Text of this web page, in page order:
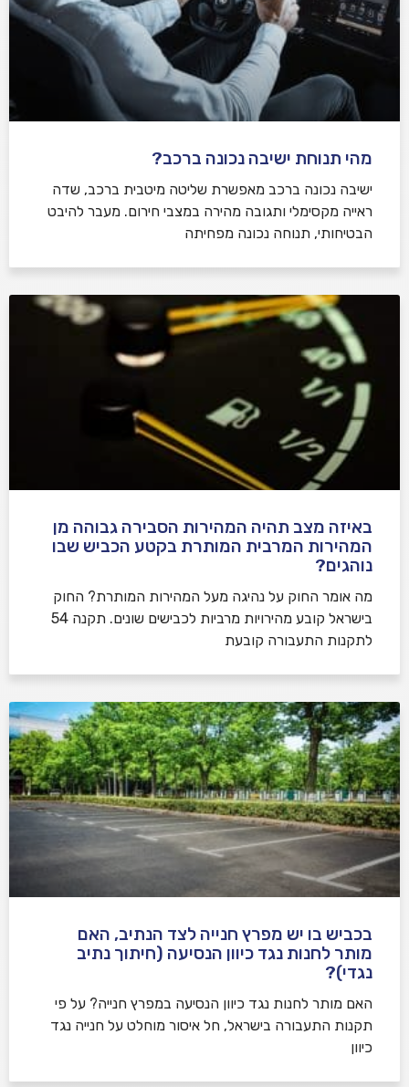
מהי תנוחת ישיבה נכונה ברכב?
ישיבה נכונה ברכב מאפשרת שליטה מיטבית ברכב, שדה
ראייה מקסימלי ותגובה מהירה במצבי חירום. מעבר להיבט
הבטיחותי, תנוחה נכונה מפחיתה
באיזה מצב תהיה המהירות הסבירה גבוהה מן
המהירות המרבית המותרת בקטע הכביש שבו
נוהגים?
​מה אומר החוק על נהיגה מעל המהירות המותרת? החוק
בישראל קובע מהירויות מרביות לכבישים שונים. תקנה 54
לתקנות התעבורה קובעת
בכביש בו יש מפרץ חנייה לצד הנתיב, האם
מותר לחנות נגד כיוון הנסיעה (חיתוך נתיב
נגדי)?
האם מותר לחנות נגד כיוון הנסיעה במפרץ חנייה? על פי
תקנות התעבורה בישראל, חל איסור מוחלט על חנייה נגד
כיוון